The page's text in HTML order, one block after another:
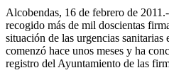
Alcobendas, 16 de febrero de
recogido más de mil doscientas
situación de las urgencias sanitarias
comenzó hace unos meses y ha
registro del Ayuntamiento de las